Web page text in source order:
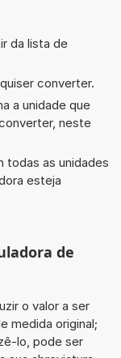
da lista de
converter.
a unidade que
neste
todas as unidades
esteja
de
o valor a ser
medida original;
lo, pode ser